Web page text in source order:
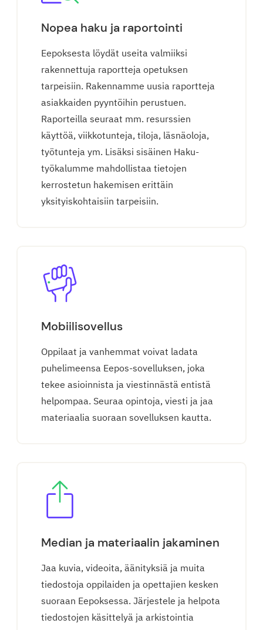
Nopea haku ja raportointi
Eepoksesta löydät useita valmiiksi
rakennettuja raportteja opetuksen
tarpeisiin. Rakennamme uusia raportteja
asiakkaiden pyyntöihin perustuen.
Raporteilla seuraat mm. resurssien
käyttöä, viikkotunteja, tiloja, läsnäoloja,
työtunteja ym. Lisäksi sisäinen Haku-
työkalumme mahdollistaa tietojen
kerrostetun hakemisen erittäin
yksityiskohtaisiin tarpeisiin.
Mobiilisovellus
Oppilaat ja vanhemmat voivat ladata
puhelimeensa Eepos-sovelluksen, joka
tekee asioinnista ja viestinnästä entistä
helpompaa. Seuraa opintoja, viesti ja jaa
materiaalia suoraan sovelluksen kautta.
Median ja materiaalin jakaminen
Jaa kuvia, videoita, äänityksiä ja muita
tiedostoja oppilaiden ja opettajien kesken
suoraan Eepoksessa. Järjestele ja helpota
tiedostojen käsittelyä ja arkistointia